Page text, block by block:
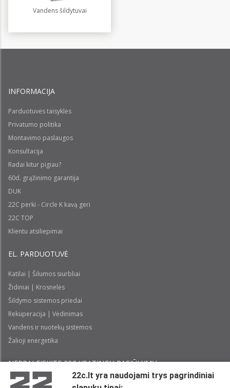
Vandens šildytuvai
INFORMACIJA
Parduotuvės taisyklės
Privatumo politika
Montavimo paslaugos
Konsultacija
Radai kitur pigiau?
60d. grąžinimo garantija
DUK
22C perki - Circle K kavą geri
22C TOP
Klientu atsiliepimai
EL. PARDUOTUVĖ
Katilai | Šilumos siurbliai
Židiniai | Krosnelės
Šildymo sistemos priedai
Rekuperacija | Vėdinimas
Vandens ir nuotekų sistemos
Žalioji energetika
NEPRALEISKITE 22С YPATINGŲ PASIŪLYMŲ:
22c.lt yra naudojami trys pagrindiniai